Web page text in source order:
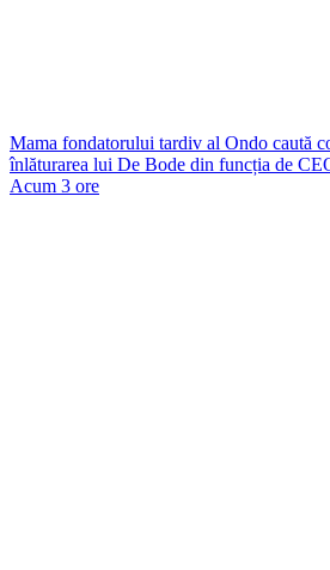
Mama fondatorului tardiv al Ondo caută
înlăturarea lui De Bode din funcția de
Acum 3 ore